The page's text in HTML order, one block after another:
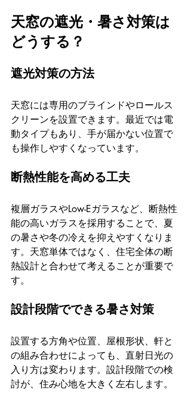
天窓の遮光・暑さ対策は
どうする？
遮光対策の方法
天窓には専用のブラインドやロールス
クリーンを設置できます。最近では電
動タイプもあり、手が届かない位置で
も操作しやすくなっています。
断熱性能を高める工夫
複層ガラスやLow-Eガラスなど、断熱性
能の高いガラスを採用することで、夏
の暑さや冬の冷えを抑えやすくなりま
す。天窓単体ではなく、住宅全体の断
熱設計と合わせて考えることが重要で
す。
設計段階でできる暑さ対策
設置する方角や位置、屋根形状、軒と
の組み合わせによっても、直射日光の
入り方は変わります。設計段階での検
討が、住み心地を大きく左右します。